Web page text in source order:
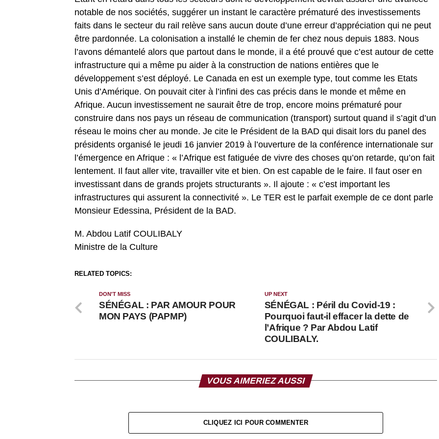
notable de nos sociétés, suggérer un instant le caractère prématuré des investissements
faits dans le secteur du rail relève sans aucun doute d’une erreur d’appréciation qui ne peut
être pardonnée. La colonisation a installé le chemin de fer chez nous depuis 1883. Nous
l’avons démantelé alors que partout dans le monde, il a été prouvé que c’est autour de cette
infrastructure qui a même pu aider à la construction de nations entières que le
développement s’est déployé. Le Canada en est un exemple type, tout comme les Etats
Unis d’Amérique. On pouvait citer à l’infini des cas précis dans le monde et même en
Afrique. Aucun investissement ne saurait être de trop, encore moins prématuré pour
construire dans nos pays un réseau de communication (transport) surtout quand il s’agit d’un
réseau le moins cher au monde. Je cite le Président de la BAD qui disait lors du panel des
présidents organisé le jeudi 16 janvier 2019 à l’ouverture de la conférence internationale sur
l’émergence en Afrique : « l’Afrique est fatiguée de vivre des choses qu’on retarde, qu’on fait
lentement. Il faut aller vite, travailler vite et bien. On est capable de le faire. Il faut oser en
investissant dans de grands projets structurants ». Il ajoute : « c’est important les
infrastructures qui assurent la connectivité ». Le TER est le parfait exemple de ce dont parle
Monsieur Edessina, Président de la BAD.
M. Abdou Latif COULIBALY
Ministre de la Culture
RELATED TOPICS:
UP NEXT
SÉNÉGAL : Péril du Covid-19 :
Pourquoi faut-il effacer la dette de
l’Afrique ? Par Abdou Latif
COULIBALY.
DON'T MISS
SÉNÉGAL : PAR AMOUR POUR
MON PAYS (PAPMP)
VOUS AIMERIEZ AUSSI
CLIQUEZ ICI POUR COMMENTER